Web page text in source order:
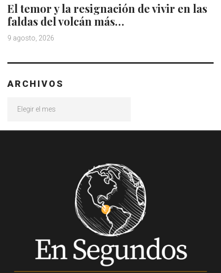
El temor y la resignación de vivir en las
faldas del volcán más…
9 agosto, 2026
ARCHIVOS